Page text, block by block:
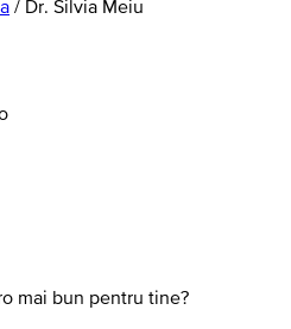
/ Dr. Silvia Meiu
mai bun pentru tine?